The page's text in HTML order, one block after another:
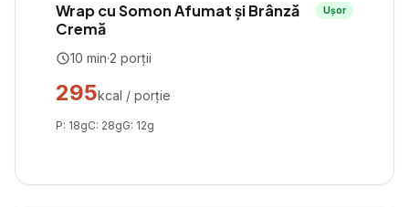
Wrap cu Somon Afumat și Brânză
Cremă
Ușor
10 min·2 porții
295kcal / porție
P: 18gC: 28gG: 12g